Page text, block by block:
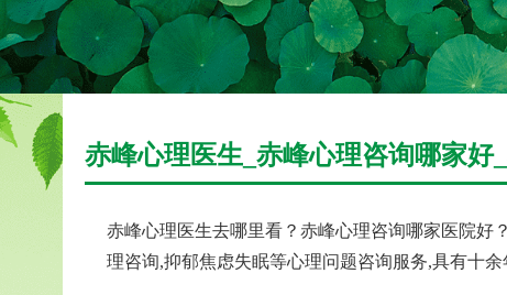
赤峰心理医生_赤峰心理咨询哪家好
赤峰心理医生去哪里看？赤峰心理咨询哪家医院好
理咨询,抑郁焦虑失眠等心理问题咨询服务,具有十